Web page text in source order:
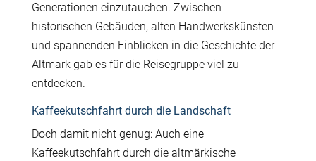
Generationen einzutauchen. Zwischen
historischen Gebäuden, alten Handwerkskünsten
und spannenden Einblicken in die Geschichte der
Altmark gab es für die Reisegruppe viel zu
entdecken.
Kaffeekutschfahrt durch die Landschaft
Doch damit nicht genug: Auch eine
Kaffeekutschfahrt durch die altmärkische